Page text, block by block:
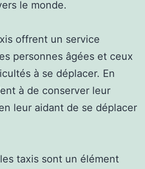
le monde.
offrent un service
personnes âgées et ceux
à se déplacer. En
à de conserver leur
leur aidant de se déplacer
taxis sont un élément